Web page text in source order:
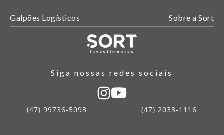
Galpões Logísticos Sobre a Sort
Siga nossas redes sociais
(47) 99736-5093 (47) 2033-1116